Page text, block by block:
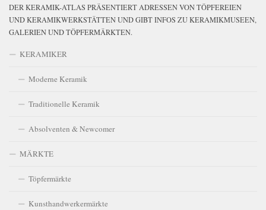
DER KERAMIK-ATLAS PRÄSENTIERT ADRESSEN VON TÖPFEREIEN
UND KERAMIKWERKSTÄTTEN UND GIBT INFOS ZU KERAMIKMUSEEN,
GALERIEN UND TÖPFERMÄRKTEN.
KERAMIKER
Moderne Keramik
Traditionelle Keramik
Absolventen & Newcomer
MÄRKTE
Töpfermärkte
Kunsthandwerkermärkte